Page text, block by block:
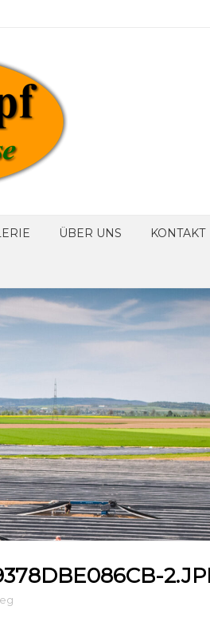
ÜBER UNS KONTAKT